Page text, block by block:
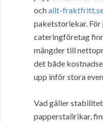
ochallt-
paketstorlekar.
cateringföretag
mängder till
det både
upp inför stora
Vad gäller
papperstallrikar,